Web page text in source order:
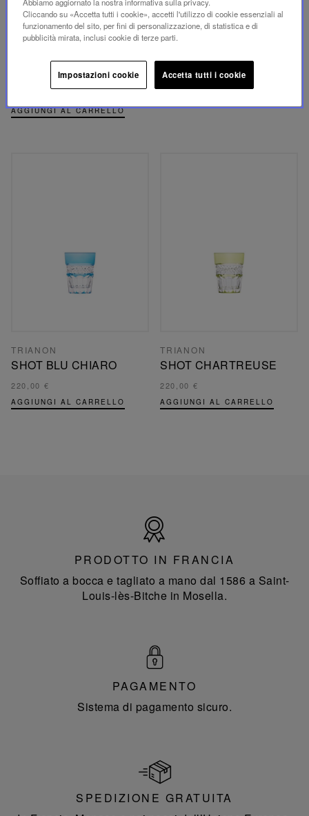
TOMMY
BICCHIERE DA
COCKTAIL VIOLA
AGGIUNGI AL CARRELLO
TRIANON
SHOT AMETISTA
220,00 €
TRIANON
SHOT BLU CHIARO
220,00 €
AGGIUNGI AL CARRELLO
TRIANON
SHOT CHARTREUSE
220,00 €
AGGIUNGI AL CARRELLO
Francia
PRODOTTO IN FRANCIA
Soffiato a bocca e tagliato a mano dal 1586 a Saint-
Louis-lès-Bitche in Mosella.
PAGAMENTO
Sistema di pagamento sicuro.
SPEDIZIONE GRATUITA
Cliccando su «Accetta tutti i cookie», accetti l'utilizzo di cookie essenziali al
funzionamento del sito, per fini di personalizzazione, di statistica e di
pubblicità mirata, inclusi cookie di terze parti.
Impostazioni cookie Accetta tutti i cookie